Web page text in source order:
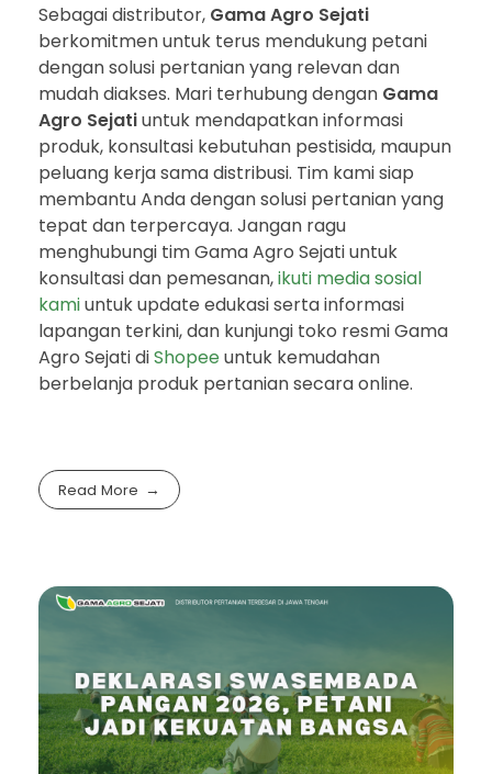
Sebagai distributor, Gama Agro Sejati
berkomitmen untuk terus mendukung petani
dengan solusi pertanian yang relevan dan
mudah diakses. Mari terhubung dengan Gama
Agro Sejatiuntuk mendapatkan informasi
produk, konsultasi kebutuhan pestisida, maupun
peluang kerja sama distribusi. Tim kami siap
membantu Anda dengan solusi pertanian yang
tepat dan terpercaya. Jangan ragu
menghubungi tim Gama Agro Sejati untuk
konsultasi dan pemesanan,ikuti media sosial
kamiuntuk update edukasi serta informasi
lapangan terkini, dan kunjungi toko resmi Gama
Agro Sejati diShopeeuntuk kemudahan
berbelanja produk pertanian secara online.
Read More